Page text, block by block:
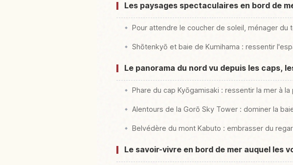
Les paysages spectaculaires en bord de
Pour attendre le coucher de soleil, ménager du
Shōtenkyō et baie de Kumihama : ressentir
Le panorama du nord vu depuis les caps,
Phare du cap Kyōgamisaki : ressentir la mer à
Alentours de la Gorō Sky Tower : dominer la
Belvédère du mont Kabuto : embrasser du
Le savoir-vivre en bord de mer auquel les